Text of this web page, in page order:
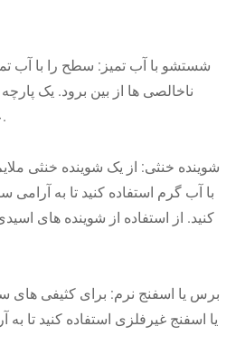
شستشو با آب تمیز: سطح را با آب
ناخالصی ها از بین برود. یک
عنوان کمک استفاده شود.
شوینده خنثی: از یک شوینده خنثی
با آب گرم استفاده کنید تا به
کنید. از استفاده از شوینده های
برس یا اسفنج نرم: برای کثیفی
یا اسفنج غیرفلزی استفاده کنید تا